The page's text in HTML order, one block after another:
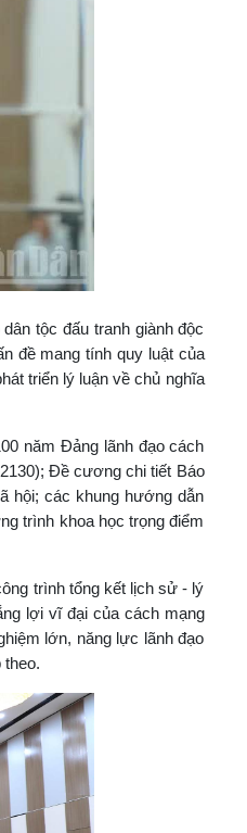
tộc đấu tranh giành độc
đề mang tính quy luật của
triển lý luận về chủ nghĩa
năm Đảng lãnh đạo cách
Đề cương chi tiết Báo
hội; các khung hướng dẫn
trình khoa học trọng điểm
trình tổng kết lịch sử - lý
lợi vĩ đại của cách mạng
lớn, năng lực lãnh đạo